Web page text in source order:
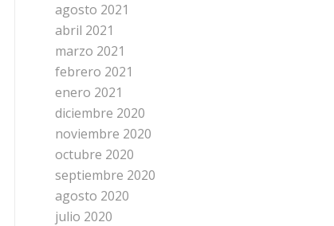
agosto 2021
abril 2021
marzo 2021
febrero 2021
enero 2021
diciembre 2020
noviembre 2020
octubre 2020
septiembre 2020
agosto 2020
julio 2020